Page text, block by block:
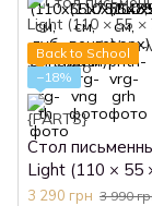
Back to School
−18%
Стол
Light (110 × 55
дуб аппалачи)
3 290 грн 3 990